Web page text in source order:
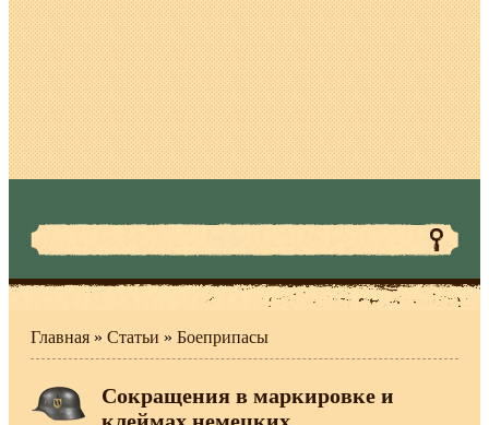
Главная » Статьи » Боеприпасы
Сокращения в маркировке и